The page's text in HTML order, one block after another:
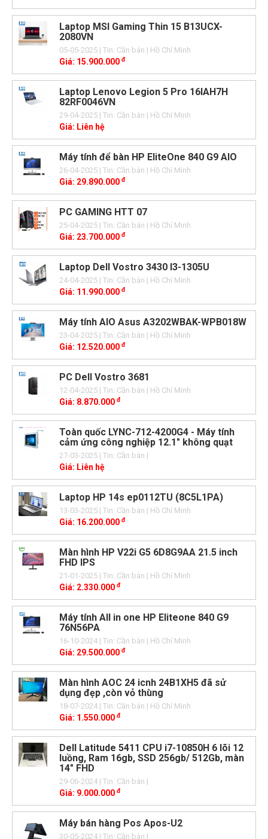
Laptop MSI Gaming Thin 15 B13UCX-
2080VN
05-05-2025| Tin: Cần bán | Hồ Chí Minh
Giá: 15.900.000 đ
Laptop Lenovo Legion 5 Pro 16IAH7H
82RF0046VN
29-04-2025| Tin: Cần bán | Hồ Chí Minh
Giá: Liên hệ
Máy tính để bàn HP EliteOne 840 G9 AIO
26-04-2025| Tin: Cần bán | Hồ Chí Minh
Giá: 29.890.000 đ
PC GAMING HTT 07
25-04-2025| Tin: Cần bán | Hồ Chí Minh
Giá: 23.700.000 đ
Laptop Dell Vostro 3430 I3-1305U
24-04-2025| Tin: Cần bán | Hồ Chí Minh
Giá: 11.990.000 đ
Máy tính AIO Asus A3202WBAK-WPB018W
23-04-2025| Tin: Cần bán | Hồ Chí Minh
Giá: 12.520.000 đ
PC Dell Vostro 3681
12-04-2025| Tin: Cần bán | Hồ Chí Minh
Giá: 8.870.000 đ
Toàn quốc LYNC-712-4200G4 - Máy tính
cảm ứng công nghiệp 12.1" không quạt
27-03-2025| Tin: Cần bán |
Giá: Liên hệ
Laptop HP 14s ep0112TU (8C5L1PA)
13-03-2025| Tin: Cần bán | Hồ Chí Minh
Giá: 16.200.000 đ
Màn hình HP V22i G5 6D8G9AA 21.5 inch
FHD IPS
21-01-2025| Tin: Cần bán | Hồ Chí Minh
Giá: 2.330.000 đ
Máy tính All in one HP Eliteone 840 G9
76N56PA
16-10-2024| Tin: Cần bán | Hồ Chí Minh
Giá: 29.500.000 đ
Màn hình AOC 24 icnh 24B1XH5 đã sử
dụng đẹp ,còn vỏ thùng
18-07-2024| Tin: Cần bán | Hồ Chí Minh
Giá: 1.550.000 đ
Dell Latitude 5411 CPU i7-10850H 6 lõi 12
luồng, Ram 16gb, SSD 256gb/ 512Gb, màn
14" FHD
29-06-2024| Tin: Cần bán |
Giá: 9.000.000 đ
Máy bán hàng Pos Apos-U2
30-05-2024| Tin: Cần bán |